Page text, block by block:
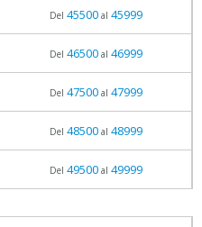
Del 45500al 45999
Del 46500al 46999
Del 47500al 47999
Del 48500al 48999
Del 49500al 49999